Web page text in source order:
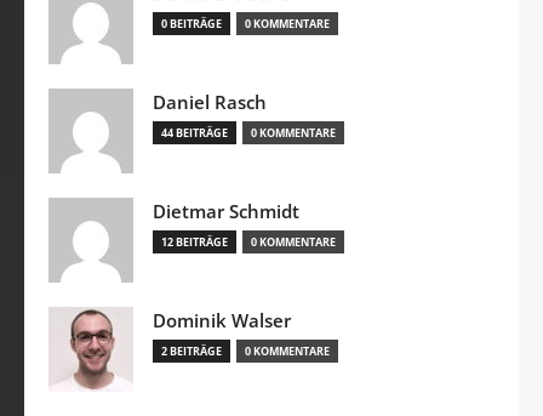
0 BEITRÄGE 0 KOMMENTARE
Daniel Rasch
44 BEITRÄGE 0 KOMMENTARE
Dietmar Schmidt
12 BEITRÄGE 0 KOMMENTARE
Dominik Walser
2 BEITRÄGE 0 KOMMENTARE